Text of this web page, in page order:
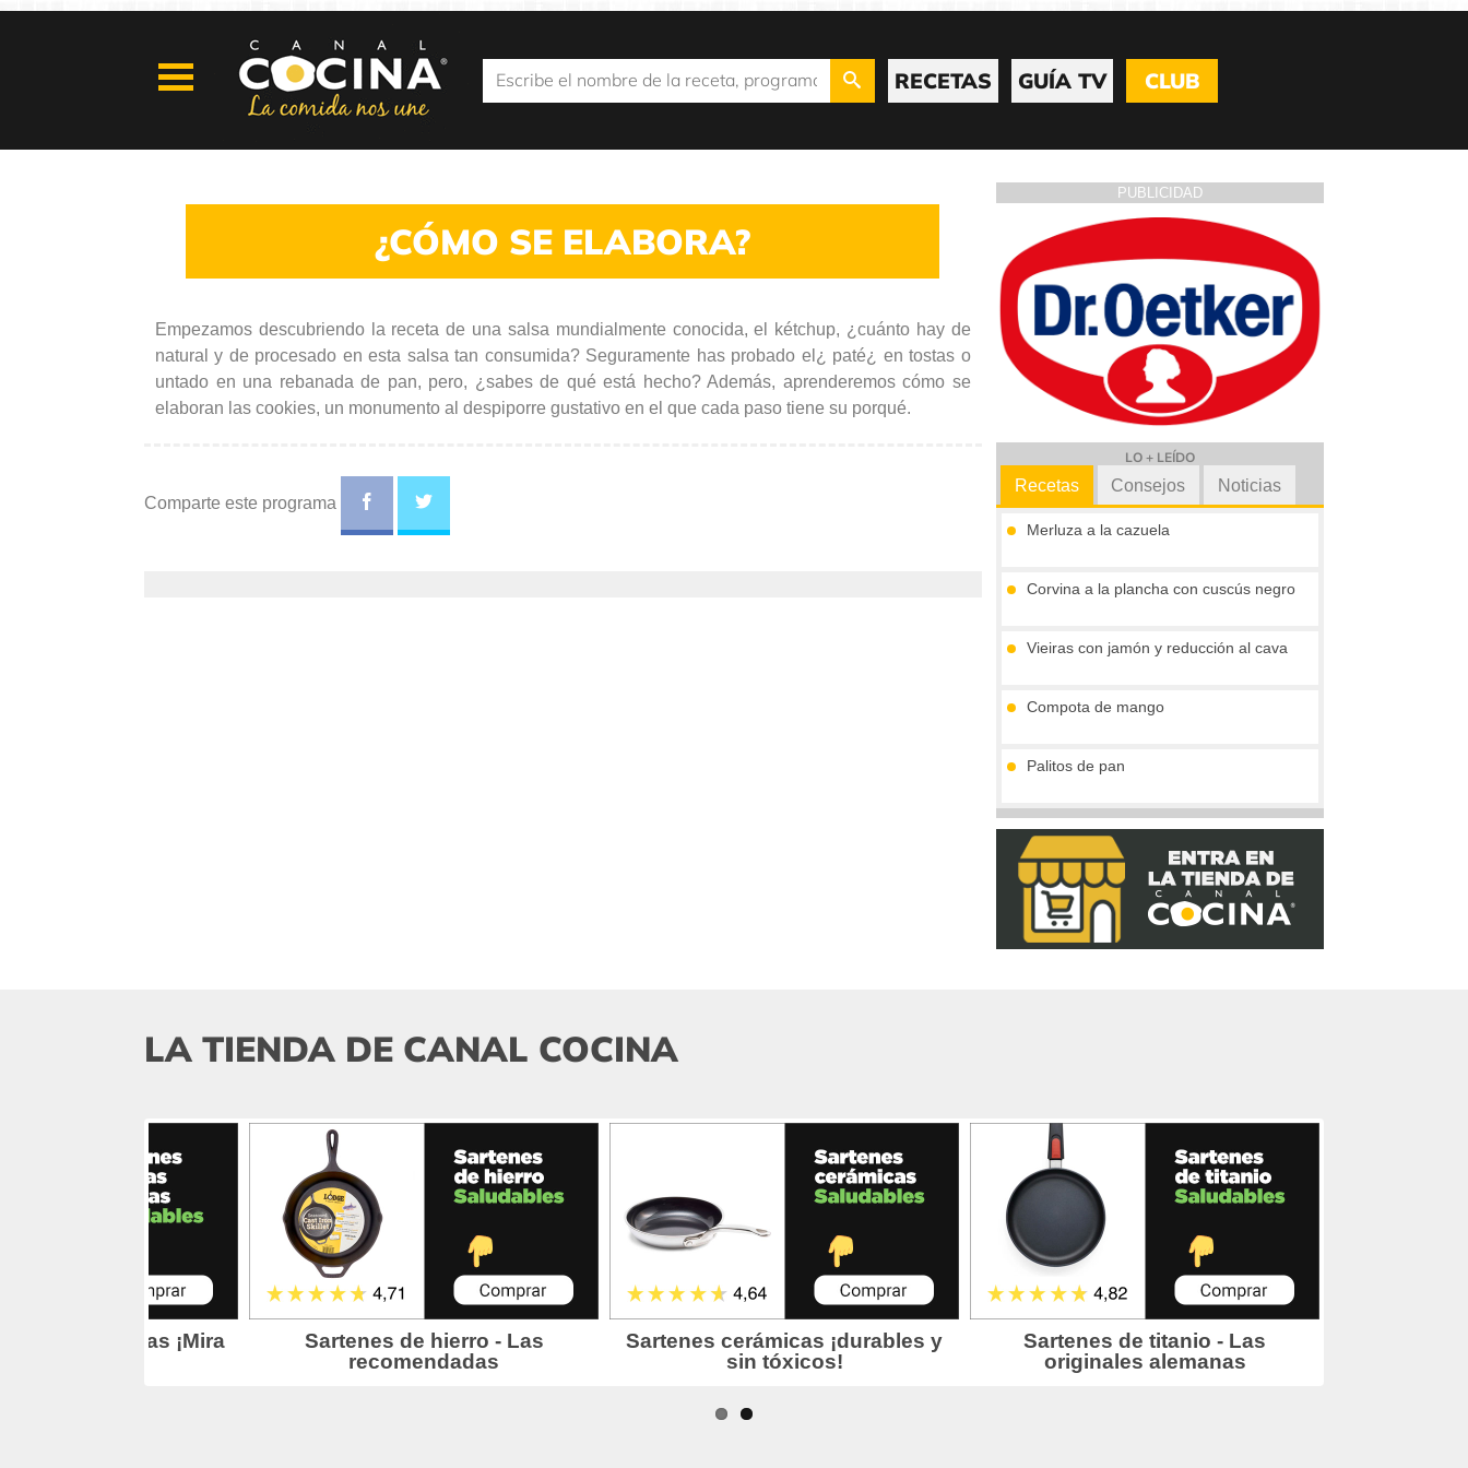
RECETAS GUÍA TV CLUB
¿CÓMO SE ELABORA?
Empezamos descubriendo la receta de una salsa mundialmente conocida, el kétchup, ¿cuánto hay de
natural y de procesado en esta salsa tan consumida? Seguramente has probado el¿ paté¿ en tostas o
untado en una rebanada de pan, pero, ¿sabes de qué está hecho? Además, aprenderemos cómo se
elaboran las cookies, un monumento al despiporre gustativo en el que cada paso tiene su porqué.
Comparte este programa
PUBLICIDAD
LO + LEÍDO
Recetas
Merluza a la cazuela
Corvina a la plancha con cuscús negro
Vieiras con jamón y reducción al cava
Compota de mango
Palitos de pan
Tronco de chocolate y turrón (sin gluten)
Consejos Noticias
LA TIENDA DE CANAL COCINA